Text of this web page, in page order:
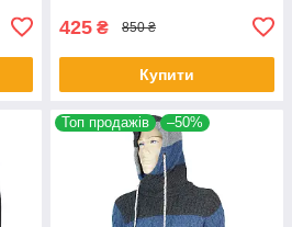
425 ₴ 850 ₴
Купити
Топ продажів –50%